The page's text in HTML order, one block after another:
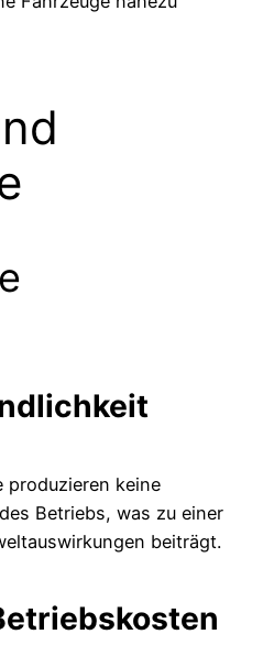
produzieren keine
Betriebs, was zu einer
beiträgt.